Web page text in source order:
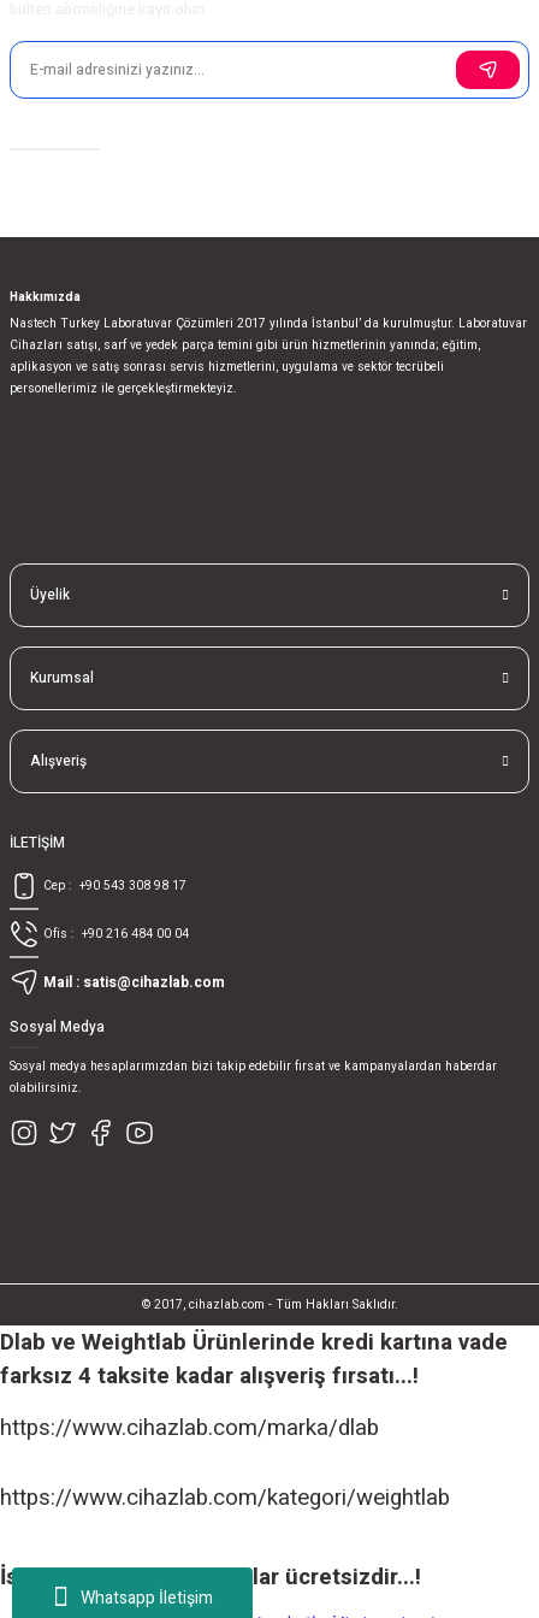
Whatsapp İletişim
Ohaus Laboratuvar Cihazları
Ohaus PAJ 4102CM Hassas Terazi 4100 gr/0,01gram (Otomatik
Hakkımızda
Nastech Turkey Laboratuvar Çözümleri 2017 yılında İstanbul’ da kurulmuştur. Laboratuvar
Cihazları satışı, sarf ve yedek parça temini gibi ürün hizmetlerinin yanında; eğitim,
aplikasyon ve satış sonrası servis hizmetlerini, uygulama ve sektör tecrübeli
personellerimiz ile gerçekleştirmekteyiz.
Üyelik
Kurumsal
Alışveriş
İLETİŞİM
Cep : +90 543 308 98 17
Ofis : +90 216 484 00 04
Mail : satis@cihazlab.com
Sosyal Medya
Sosyal medya hesaplarımızdan bizi takip edebilir fırsat ve kampanyalardan haberdar
olabilirsiniz.
© 2017, cihazlab.com - Tüm Hakları Saklıdır.
Dlab ve Weightlab Ürünlerinde kredi kartına vade
farksız 4 taksite kadar alışveriş fırsatı...!
https://www.cihazlab.com/marka/dlab
https://www.cihazlab.com/kategori/weightlab
İstanbul içi tüm teslimatlar ücretsizdir...!